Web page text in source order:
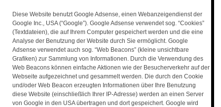
Diese Website benutzt Google Adsense, einen Webanzeigendienst der
Google Inc., USA (“Google”). Google Adsense verwendet sog. “Cookies”
(Textdateien), die auf Ihrem Computer gespeichert werden und die eine
Analyse der Benutzung der Website durch Sie ermöglicht. Google
Adsense verwendet auch sog. “Web Beacons” (kleine unsichtbare
Grafiken) zur Sammlung von Informationen. Durch die Verwendung des
Web Beacons können einfache Aktionen wie der Besucherverkehr auf der
Webseite aufgezeichnet und gesammelt werden. Die durch den Cookie
und/oder Web Beacon erzeugten Informationen über Ihre Benutzung
diese Website (einschließlich Ihrer IP-Adresse) werden an einen Server
von Google in den USA übertragen und dort gespeichert. Google wird